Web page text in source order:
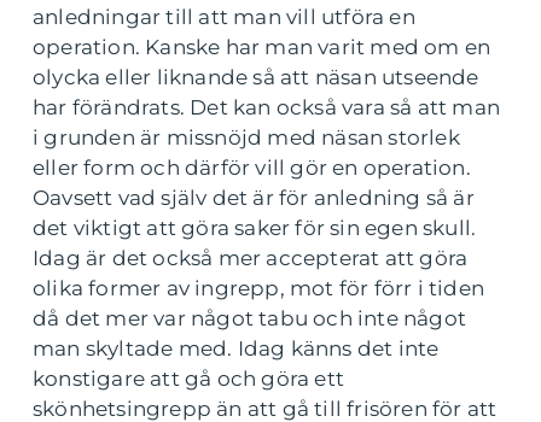
anledningar till att man vill utföra en
operation. Kanske har man varit med om en
olycka eller liknande så att näsan utseende
har förändrats. Det kan också vara så att man
i grunden är missnöjd med näsan storlek
eller form och därför vill gör en operation.
Oavsett vad själv det är för anledning så är
det viktigt att göra saker för sin egen skull.
Idag är det också mer accepterat att göra
olika former av ingrepp, mot för förr i tiden
då det mer var något tabu och inte något
man skyltade med. Idag känns det inte
konstigare att gå och göra ett
skönhetsingrepp än att gå till frisören för att